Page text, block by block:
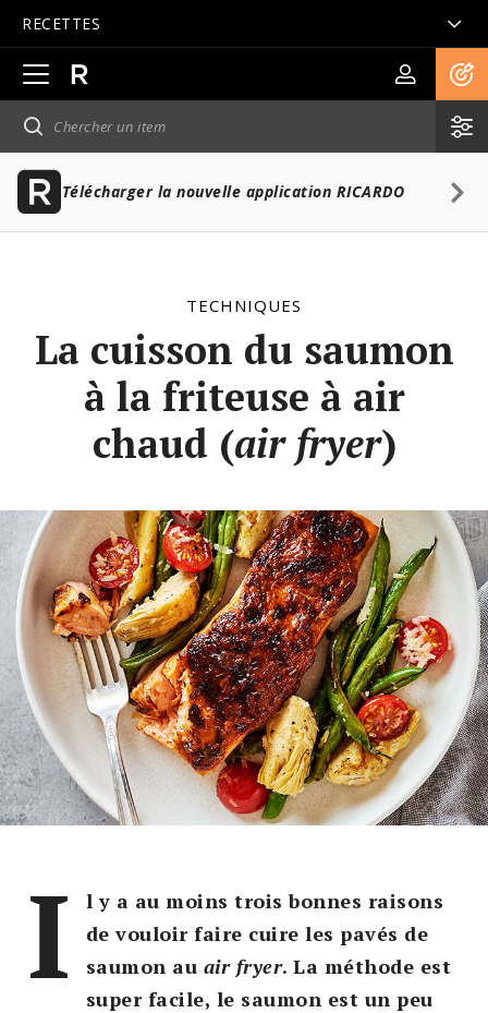
RECETTES
Ouvrir
la
navigation
principale
Télécharger la nouvelle application RICARDO
TECHNIQUES
La cuisson du saumon
à la friteuse à air
chaud (air fryer)
I
l y a au moins trois bonnes raisons
de vouloir faire cuire les pavés de
saumon au air fryer. La méthode est
super facile, le saumon est un peu